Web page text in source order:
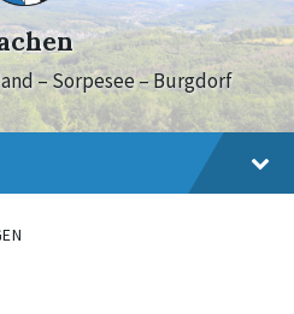
– Sorpesee – Burgdorf